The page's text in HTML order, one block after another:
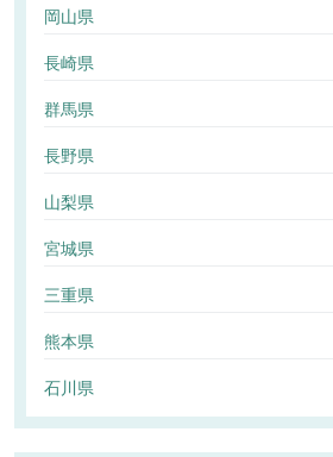
岡山県
長崎県
群馬県
長野県
山梨県
宮城県
三重県
熊本県
石川県